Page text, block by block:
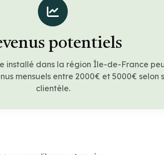
potentiels
installé dans la région Île-de-France
mensuels entre 2000€ et 5000€ selon
clientèle.